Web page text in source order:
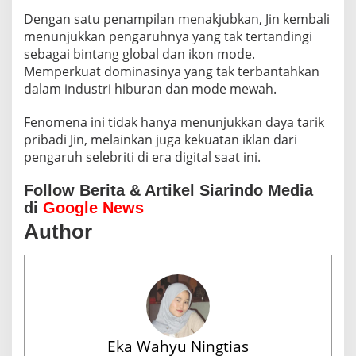
Dengan satu penampilan menakjubkan, Jin kembali
menunjukkan pengaruhnya yang tak tertandingi
sebagai bintang global dan ikon mode.
Memperkuat dominasinya yang tak terbantahkan
dalam industri hiburan dan mode mewah.
Fenomena ini tidak hanya menunjukkan daya tarik
pribadi Jin, melainkan juga kekuatan iklan dari
pengaruh selebriti di era digital saat ini.
Follow Berita & Artikel Siarindo Media
di Google News
Author
Eka Wahyu Ningtias